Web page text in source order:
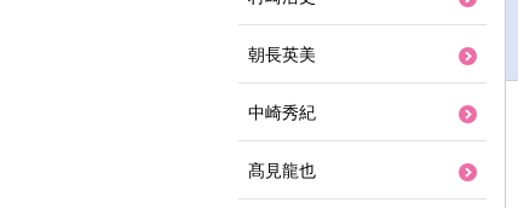
朝長英美
中崎秀紀
髙見龍也